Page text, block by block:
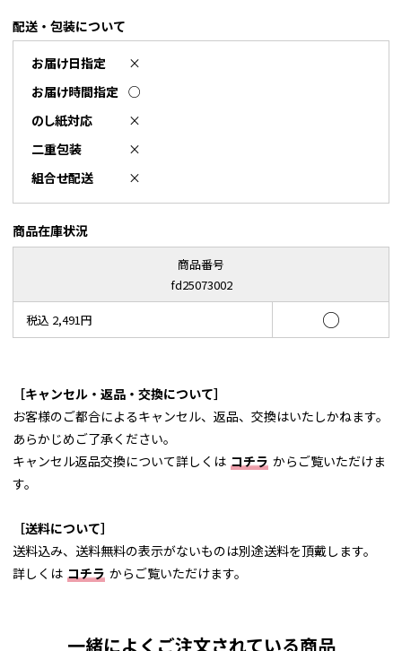
配送・包装について
お届け日指定
×
お届け時間指定 ○
のし紙対応
×
二重包装
×
組合せ配送
×
商品在庫状況
商品番号
fd25073002
税込 2,491円 ○
［キャンセル・返品・交換について］
お客様のご都合によるキャンセル、返品、交換はいたしかねます。
あらかじめご了承ください。
キャンセル返品交換について詳しくは コチラ からご覧いただけま
す。
［送料について］
送料込み、送料無料の表示がないものは別途送料を頂戴します。
詳しくは コチラ からご覧いただけます。
一緒によくご注文されている商品